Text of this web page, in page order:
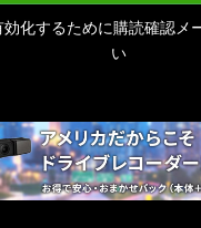
効化するために購読確認メ
い